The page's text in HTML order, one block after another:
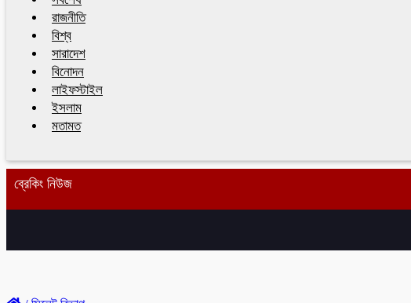
রাজনীতি
বিশ্ব
সারাদেশ
বিনোদন
লাইফস্টাইল
ইসলাম
মতামত
ব্রেকিং নিউজ